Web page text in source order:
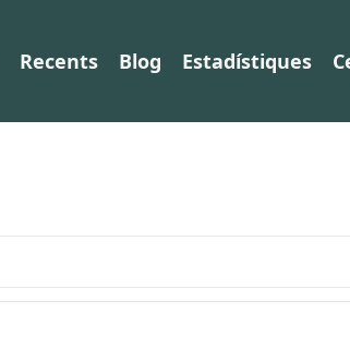
Recents Blog Estadístiques